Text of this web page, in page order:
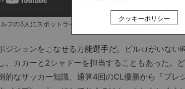
フの3人にスポットライトを当てたミラン公式YouTubeチャ
ションをこなせる万能選手だ。ピルロがいない
。カカーと2シャドーを担当することもあった。
的なサッカー知識、通算4回のCL優勝から「プレ
クッキーポリシー